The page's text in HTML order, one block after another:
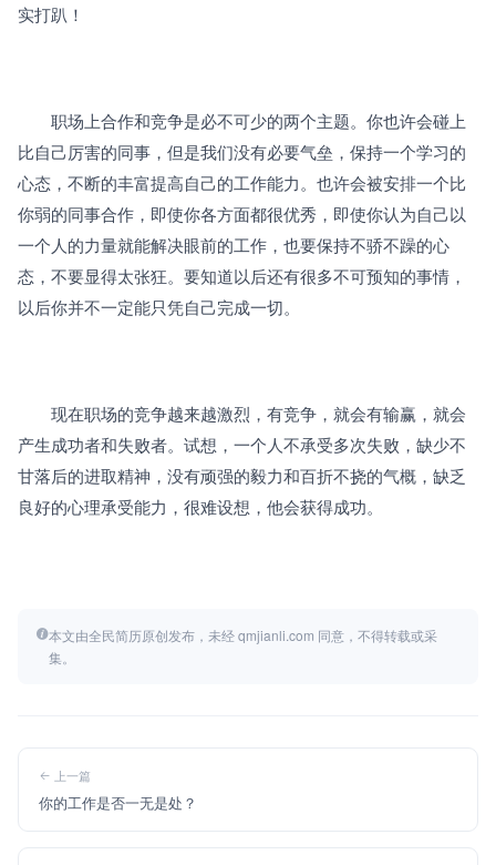
实打趴！
职场上合作和竞争是必不可少的两个主题。你也许会碰上
比自己厉害的同事，但是我们没有必要气垒，保持一个学习的
心态，不断的丰富提高自己的工作能力。也许会被安排一个比
你弱的同事合作，即使你各方面都很优秀，即使你认为自己以
一个人的力量就能解决眼前的工作，也要保持不骄不躁的心
态，不要显得太张狂。要知道以后还有很多不可预知的事情，
以后你并不一定能只凭自己完成一切。
现在职场的竞争越来越激烈，有竞争，就会有输赢，就会
产生成功者和失败者。试想，一个人不承受多次失败，缺少不
甘落后的进取精神，没有顽强的毅力和百折不挠的气概，缺乏
良好的心理承受能力，很难设想，他会获得成功。
本文由全民简历原创发布，未经 qmjianli.com 同意，不得转载或采
集。
上一篇
你的工作是否一无是处？